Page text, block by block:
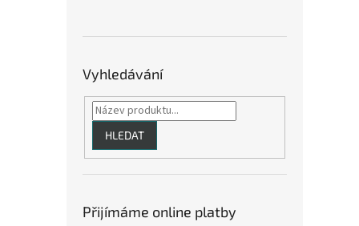
Vyhledávání
HLEDAT
Přijímáme online platby